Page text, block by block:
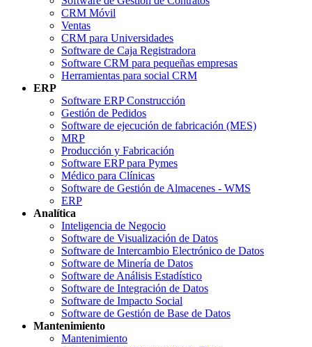
CRM Móvil
Ventas
CRM para Universidades
Software de Caja Registradora
Software CRM para pequeñas empresas
Herramientas para social CRM
ERP
Software ERP Construcción
Gestión de Pedidos
Software de ejecución de fabricación (MES)
MRP
Producción y Fabricación
Software ERP para Pymes
Médico para Clínicas
Software de Gestión de Almacenes - WMS
ERP
Analítica
Inteligencia de Negocio
Software de Visualización de Datos
Software de Intercambio Electrónico de Datos
Software de Minería de Datos
Software de Análisis Estadístico
Software de Integración de Datos
Software de Impacto Social
Software de Gestión de Base de Datos
Mantenimiento
Mantenimiento